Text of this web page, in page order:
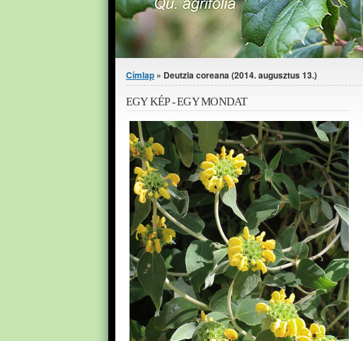
Jelenlegi hely
Címlap » Deutzia coreana (2014. augusztus 13.)
EGY KÉP - EGY MONDAT